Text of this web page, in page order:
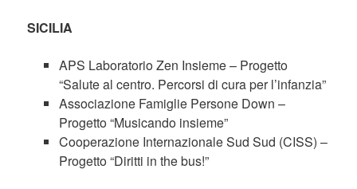
SICILIA
APS Laboratorio Zen Insieme – Progetto
“Salute al centro. Percorsi di cura per l’infanzia”
Associazione Famiglie Persone Down –
Progetto “Musicando insieme”
Cooperazione Internazionale Sud Sud (CISS) –
Progetto “Diritti in the bus!”